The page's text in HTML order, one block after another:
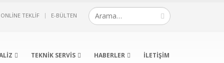
ONLINE TEKLIF E-BÜLTEN
TEKNIK SERVIS HABERLER İLETIŞIM